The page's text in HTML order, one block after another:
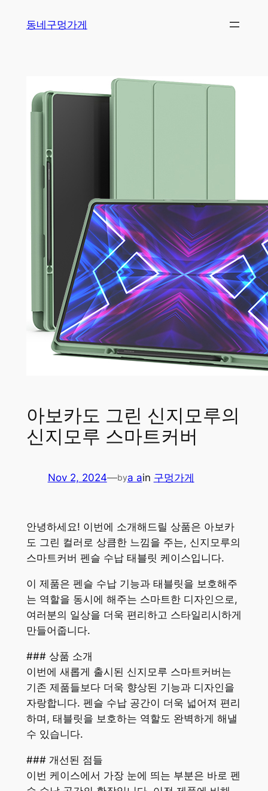
동네구멍가게
아보카도 그린 신지모루의
신지모루 스마트커버
Nov 2, 2024—bya ain 구멍가게
안녕하세요! 이번에 소개해드릴 상품은 아보카
도 그린 컬러로 상큼한 느낌을 주는, 신지모루의
스마트커버 펜슬 수납 태블릿 케이스입니다.
이 제품은 펜슬 수납 기능과 태블릿을 보호해주
는 역할을 동시에 해주는 스마트한 디자인으로,
여러분의 일상을 더욱 편리하고 스타일리시하게
만들어줍니다.
### 상품 소개
이번에 새롭게 출시된 신지모루 스마트커버는
기존 제품들보다 더욱 향상된 기능과 디자인을
자랑합니다. 펜슬 수납 공간이 더욱 넓어져 편리
하며, 태블릿을 보호하는 역할도 완벽하게 해낼
수 있습니다.
### 개선된 점들
이번 케이스에서 가장 눈에 띄는 부분은 바로 펜